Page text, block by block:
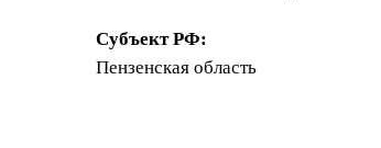
Субъект РФ:
Пензенская область